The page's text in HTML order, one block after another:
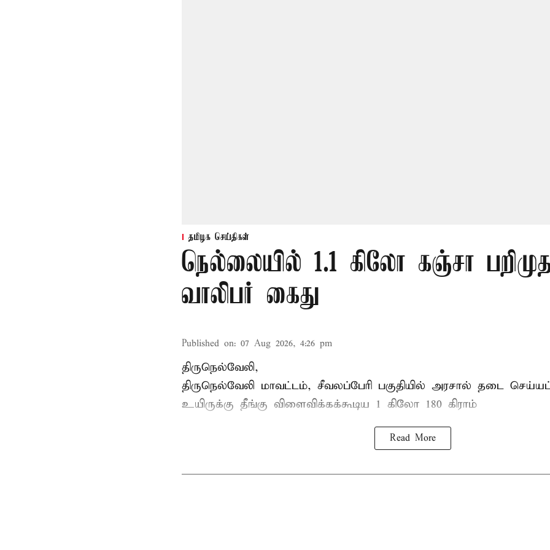
தமிழக செய்திகள்
நெல்லையில் 1.1 கிலோ கஞ்சா
வாலிபர் கைது
Published on: 07 Aug 2026, 4:26 pm
திருநெல்வேலி,
திருநெல்வேலி மாவட்டம், சீவலப்பேரி பகுதியில் அரசால் தடை
உயிருக்கு தீங்கு விளைவிக்கக்கூடிய 1 கிலோ 180 கிராம்
Read More